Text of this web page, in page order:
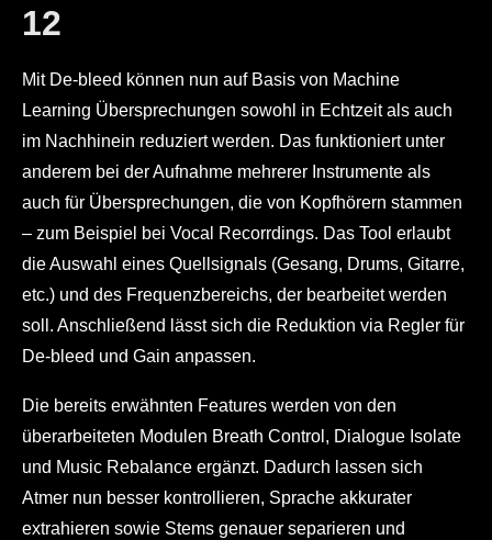
12
Mit De-bleed können nun auf Basis von Machine
Learning Übersprechungen sowohl in Echtzeit als auch
im Nachhinein reduziert werden. Das funktioniert unter
anderem bei der Aufnahme mehrerer Instrumente als
auch für Übersprechungen, die von Kopfhörern stammen
– zum Beispiel bei Vocal Recorrdings. Das Tool erlaubt
die Auswahl eines Quellsignals (Gesang, Drums, Gitarre,
etc.) und des Frequenzbereichs, der bearbeitet werden
soll. Anschließend lässt sich die Reduktion via Regler für
De-bleed und Gain anpassen.
Die bereits erwähnten Features werden von den
überarbeiteten Modulen Breath Control, Dialogue Isolate
und Music Rebalance ergänzt. Dadurch lassen sich
Atmer nun besser kontrollieren, Sprache akkurater
extrahieren sowie Stems genauer separieren und